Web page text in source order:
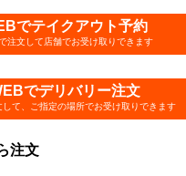
でテイクアウト予約
注文して店舗でお受け取りできます
でデリバリー注文
て、 ご指定の場所でお受け取りできます
注文